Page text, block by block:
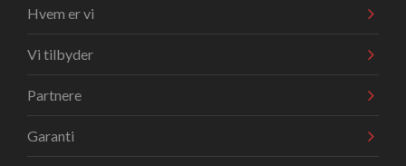
Hvem er vi
Vi tilbyder
Partnere
Garanti